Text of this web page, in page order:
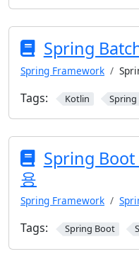
Spring
Spring Framework
Tags: Kotlin Spring
Spring
용
Spring Framework
Tags: Spring Boot